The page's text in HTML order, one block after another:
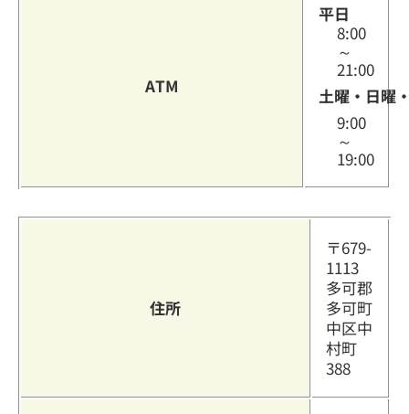
ATM
平日
8:00
～
21:00
土曜・日曜
9:00
～
19:00
住所
〒679-
1113
多可郡
多可町
中区中
村町
388